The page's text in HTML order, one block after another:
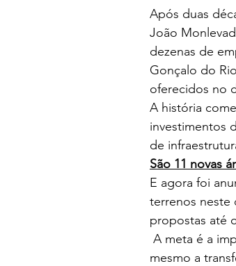
Após duas
João
dezenas de
Gonçalo do
oferecidos no
A história
investimentos
de
São 11 novas
E agora foi
terrenos neste
propostas até
A meta é a
mesmo a